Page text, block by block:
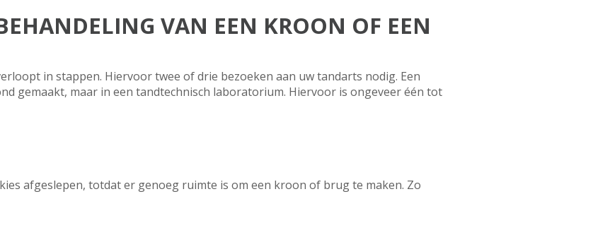
VAN EEN KROON OF EEN
in stappen. Hiervoor twee of drie bezoeken aan uw tandarts nodig. Een
gemaakt, maar in een tandtechnisch laboratorium. Hiervoor is ongeveer één tot
afgeslepen, totdat er genoeg ruimte is om een kroon of brug te maken. Zo